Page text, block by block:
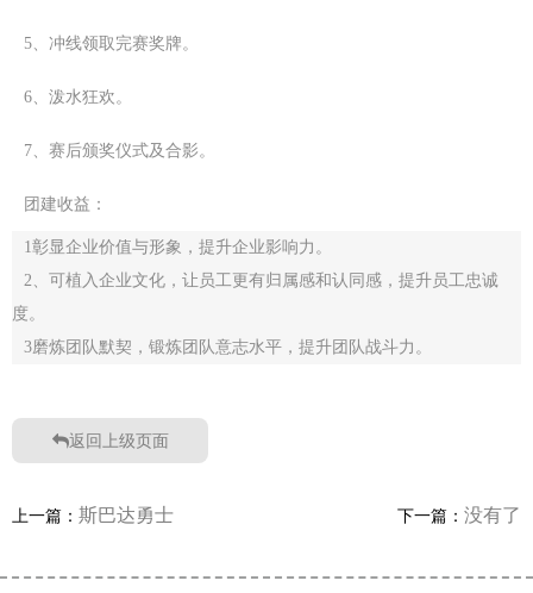
5 、冲线领取完赛奖牌。
6 、泼水狂欢。
7 、赛后颁奖仪式及合影。
团建收益：
1彰显企业价值与形象，提升企业影响力。
2、可植入企业文化，让员工更有归属感和认同感，提升员工忠诚
度。
3磨炼团队默契，锻炼团队意志水平，提升团队战斗力。
返回上级页面
上一篇： 斯巴达勇士 下一篇： 没有了